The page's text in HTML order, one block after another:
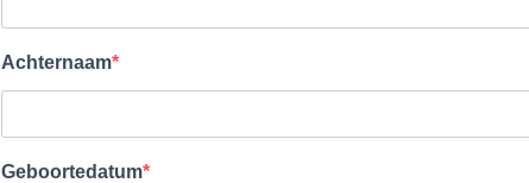
Achternaam
Geboortedatum